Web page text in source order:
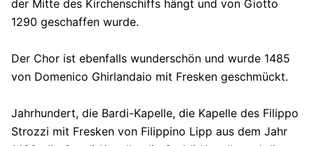
der Mitte des Kirchenschiffs hängt und von Giotto
1290 geschaffen wurde.
Der Chor ist ebenfalls wunderschön und wurde 1485
von Domenico Ghirlandaio mit Fresken geschmückt.
Jahrhundert, die Bardi-Kapelle, die Kapelle des Filippo
Strozzi mit Fresken von Filippino Lipp aus dem Jahr